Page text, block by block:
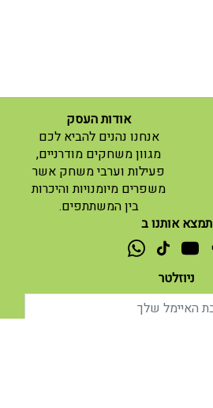
אודות העסק
אנחנו נהנים להביא לכם
מגוון משחקים מודרניים,
פעילות וערבי משחק אשר
משפרים מיומנויות והיכרות
בין המשתתפים.
תמצא אותנו ב
ניוזלטר